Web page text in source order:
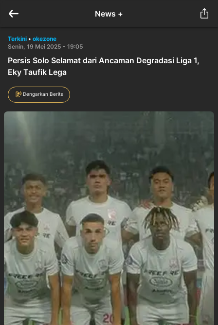
News +
Terkini • okezone
Senin, 19 Mei 2025 - 19:05
Persis Solo Selamat dari Ancaman Degradasi Liga 1,
Eky Taufik Lega
Dengarkan Berita